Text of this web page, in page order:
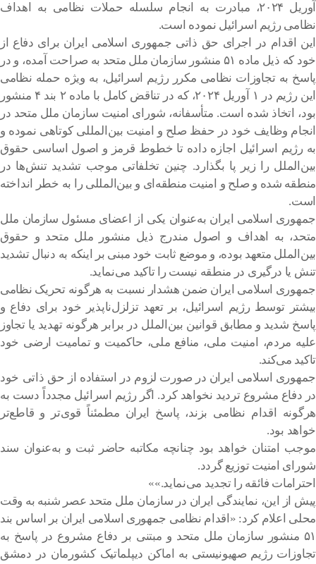
آوریل ۲۰۲۴، مبادرت به انجام سلسله حملات نظامی به اهداف
نظامی رژیم اسرائیل نموده است.
این اقدام در اجرای حق ذاتی جمهوری اسلامی ایران برای دفاع از
خود که ذیل ماده ۵۱ منشور سازمان ملل متحد به صراحت آمده، و در
پاسخ به تجاوزات نظامی مکرر رژیم اسرائیل، به ویژه حمله نظامی
این رژیم در ۱ آوریل ۲۰۲۴، که در تناقض کامل با ماده ۲ بند ۴ منشور
بود، اتخاذ شده است. متأسفانه، شورای امنیت سازمان ملل متحد در
انجام وظایف خود در حفظ صلح و امنیت بین‌المللی کوتاهی نموده و
به رژیم اسرائیل اجازه داده تا خطوط قرمز و اصول اساسی حقوق
بین‌الملل را زیر پا بگذارد. چنین تخلفاتی موجب تشدید تنش‌ها در
منطقه شده و صلح و امنیت منطقه‌ای و بین‌المللی را به خطر انداخته
است.
جمهوری اسلامی ایران به‌عنوان یکی از اعضای مسئول سازمان ملل
متحد، به اهداف و اصول مندرج ذیل منشور ملل متحد و حقوق
بین‌الملل متعهد بوده، و موضع ثابت خود مبنی بر اینکه به دنبال تشدید
تنش یا درگیری در منطقه نیست را تاکید می‌نماید.
جمهوری اسلامی ایران ضمن هشدار نسبت به هرگونه تحریک نظامی
بیشتر توسط رژیم اسرائیل، بر تعهد تزلزل‌ناپذیر خود برای دفاع و
پاسخ شدید و مطابق قوانین بین‌الملل در برابر هرگونه تهدید یا تجاوز
علیه مردم، امنیت ملی، منافع ملی، حاکمیت و تمامیت ارضی خود
تاکید می‌کند.
جمهوری اسلامی ایران در صورت لزوم در استفاده از حق ذاتی خود
در دفاع مشروع تردید نخواهد کرد. اگر رژیم اسرائیل مجدداً دست به
هرگونه اقدام نظامی بزند، پاسخ ایران مطمئناً قوی‌تر و قاطع‌تر
خواهد بود.
موجب امتنان خواهد بود چنانچه مکاتبه حاضر ثبت و به‌عنوان سند
شورای امنیت توزیع گردد.
احترامات فائقه را تجدید می‌نماید.»»
پیش از این، نمایندگی ایران در سازمان ملل متحد عصر شنبه به وقت
محلی اعلام کرد: «اقدام نظامی جمهوری اسلامی ایران بر اساس بند
۵۱ منشور سازمان ملل متحد و مبتنی بر دفاع مشروع در پاسخ به
تجاوزات رژیم صهیونیستی به اماکن دیپلماتیک کشورمان در دمشق